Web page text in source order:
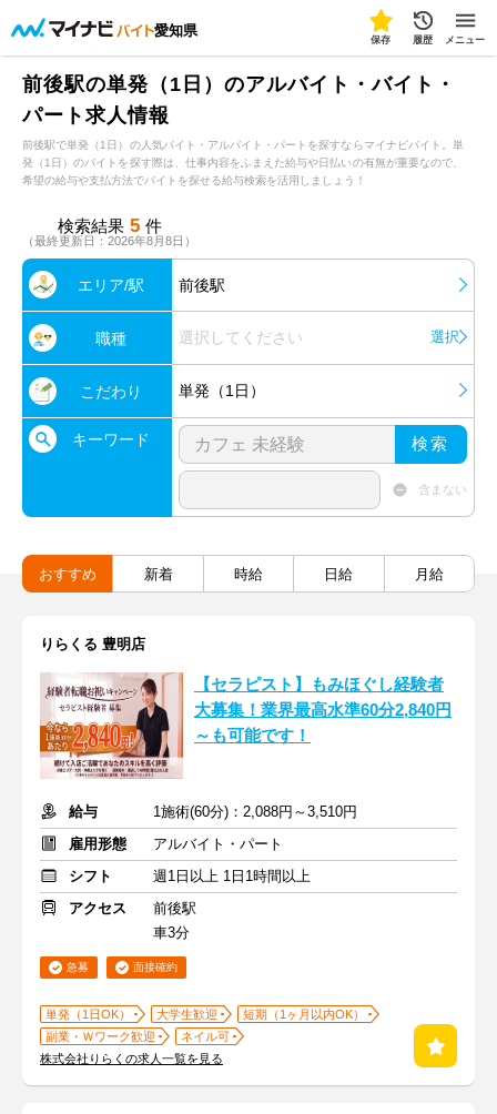
愛知県
保存 履歴 メニュー
前後駅の単発（1日）のアルバイト・バイト・
パート求人情報
前後駅で単発（1日）の人気バイト・アルバイト・パートを探すならマイナビバイト。単
発（1日）のバイトを探す際は、仕事内容をふまえた給与や日払いの有無が重要なので、
希望の給与や支払方法でバイトを探せる給与検索を活用しましょう！
検索結果 5 件
（最終更新日：2026年8月8日）
エリア/駅 前後駅
職種 選択してください 選択
こだわり 単発（1日）
キーワード 検索
含まない
おすすめ 新着 時給 日給 月給
りらくる 豊明店
【セラピスト】もみほぐし経験者
大募集！業界最高水準60分2,840円
～も可能です！
給与
1施術(60分)：2,088円～3,510円
雇用形態
アルバイト・パート
シフト
週1日以上 1日1時間以上
アクセス
前後駅
車3分
急募 面接確約
単発（1日OK） 大学生歓迎
短期（1ヶ月以内OK）
副業・Ｗワーク歓迎
ネイル可
株式会社りらくの求人一覧を見る